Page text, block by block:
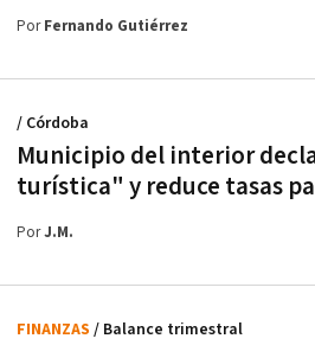
PorFernando Gutiérrez
Municipio del interior
turística" y reduce tasas
/ Córdoba
PorJ.M.
FINANZAS / Balance trimestral